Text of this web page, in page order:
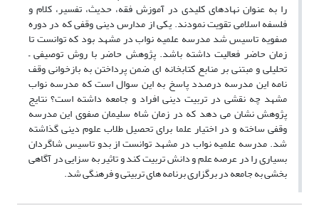
را به عنوان نهادهای کلیدی در آموزش فقه، حدیث، تفسیر، کلام و
فلسفه اسلامی تقویت نمودند. یکی از مدارس دینی وقفی که در دوره
صفویه تاسیس شد مدرسه علمیه نواب در مشهد بود که توانست تا
زمان حاضر فعالیت داشته باشد. پژوهش حاضر با روش توصیفی –
تحلیلی و مبتنی بر منابع کتابخانه ای ضمن پرداختن به بازخوانی وقف
نامه این مدرسه درصدد پاسخ به این سوال است که مدرسه نواب
مشهد چه نقشی در تربیت دینی افراد و جامعه داشته است؟ نتایج
پژوهش نشان می دهد که در زمان شاه سلیمان صفوی این مدرسه
وقفی ساخته و در اختیار علما برای تحصیل طلاب علوم دینی گذاشته
شد. مدرسه علمیه نواب در مشهد توانست از بدو تاسیس شاگردان
بسیاری را در عرصه علم و دانش تربیت کند و تاثیر به سزایی در آگاهی
بخشی به جامعه در برگزاری برنامه های تربیتی و فرهنگی شد.